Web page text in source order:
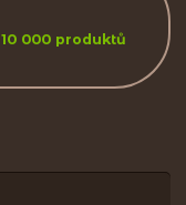
10 000 produktů